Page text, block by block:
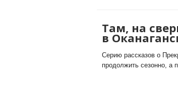
Там, на
в
Cерию рассказов о
продолжить сезонно, а